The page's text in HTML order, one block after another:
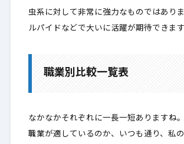
虫系に対して非常に強力なものではあり
ルパイドなどで大いに活躍が期待できます
職業別比較一覧表
なかなかそれぞれに一長一短ありますね
職業が適しているのか、いつも通り、私